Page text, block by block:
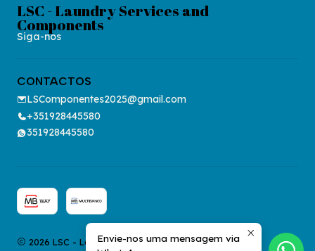
LSC - Laundry Services and
Components
Siga-nos
CONTACTOS
LSComponentes2025@gmail.com
+351928445580
351928445580
2026 LSC - Laundry Services and Components.
Envie-nos uma mensagem via